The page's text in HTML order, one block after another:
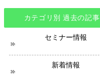
カテゴリ別 過去の記事
セミナー情報
新着情報